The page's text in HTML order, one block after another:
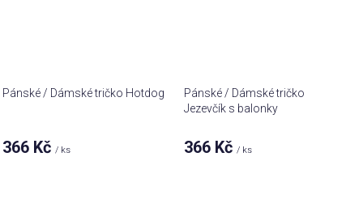
Pánské / Dámské tričko Hotdog
366 Kč/ ks
Pánské / Dámské tričko
Jezevčík s balonky
366 Kč/ ks